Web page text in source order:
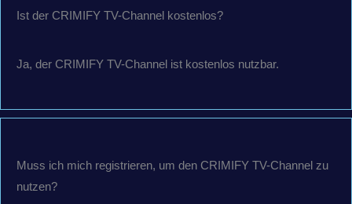
Ist der CRIMIFY TV-Channel kostenlos?
Ja, der CRIMIFY TV-Channel ist kostenlos nutzbar.
Muss ich mich registrieren, um den CRIMIFY TV-Channel zu
nutzen?